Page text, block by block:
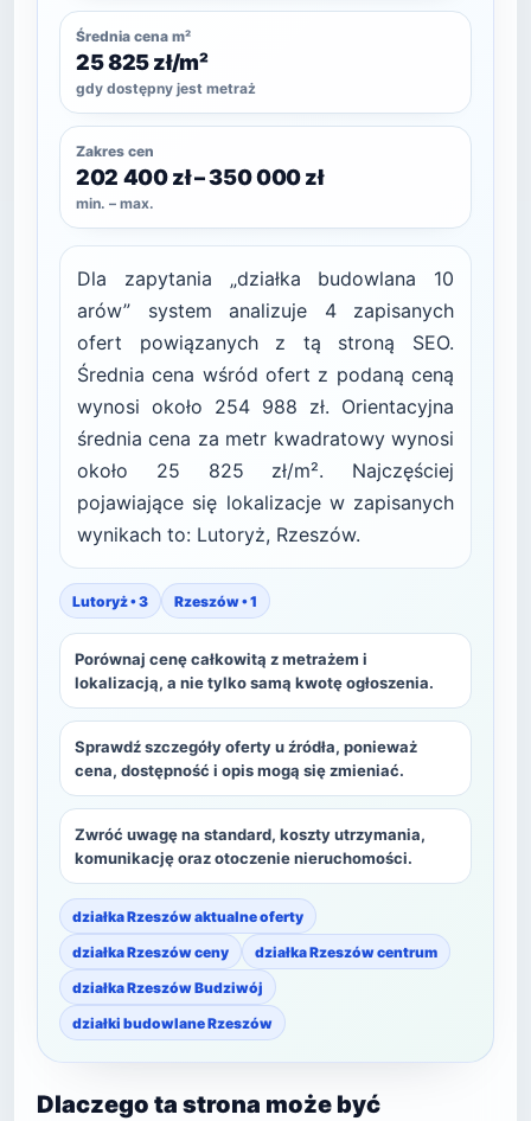
Średnia cena m²
25 825 zł/m²
gdy dostępny jest metraż
Zakres cen
202 400 zł – 350 000 zł
min. – max.
Dla zapytania „działka budowlana 10
arów” system analizuje 4 zapisanych
ofert powiązanych z tą stroną SEO.
Średnia cena wśród ofert z podaną ceną
wynosi około 254 988 zł. Orientacyjna
średnia cena za metr kwadratowy wynosi
około 25 825 zł/m². Najczęściej
pojawiające się lokalizacje w zapisanych
wynikach to: Lutoryż, Rzeszów.
Lutoryż • 3 Rzeszów • 1
Porównaj cenę całkowitą z metrażem i
lokalizacją, a nie tylko samą kwotę ogłoszenia.
Sprawdź szczegóły oferty u źródła, ponieważ
cena, dostępność i opis mogą się zmieniać.
Zwróć uwagę na standard, koszty utrzymania,
komunikację oraz otoczenie nieruchomości.
działka Rzeszów aktualne oferty
działka Rzeszów ceny
działka Rzeszów centrum
działka Rzeszów Budziwój
działki budowlane Rzeszów
Dlaczego ta strona może być